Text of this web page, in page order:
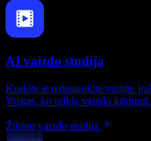
AI vaizdo studija
Kurkite ir redaguokite vaizdo
Viskas, ko reikia vaizdo kūrimui.
Žiūrėti vaizdo studiją